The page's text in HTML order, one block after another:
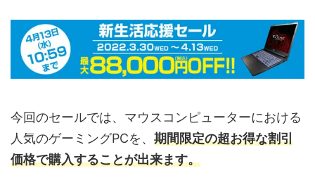
今回のセールでは、マウスコンピューターにおける
人気のゲーミングPCを、 期間限定の超お得な割引
価格で購入することが出来ます。